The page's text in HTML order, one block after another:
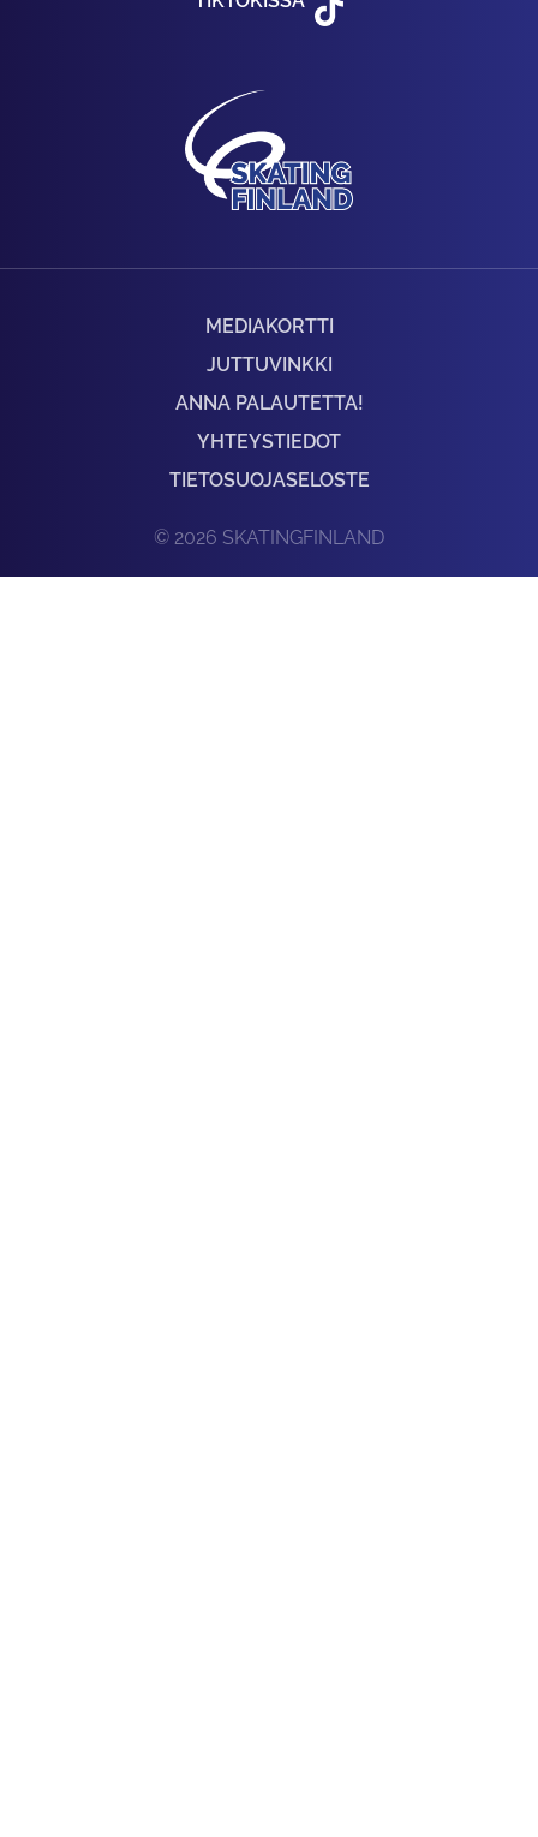
MEDIAKORTTI
JUTTUVINKKI
ANNA PALAUTETTA!
YHTEYSTIEDOT
TIETOSUOJASELOSTE
© 2026 SKATINGFINLAND